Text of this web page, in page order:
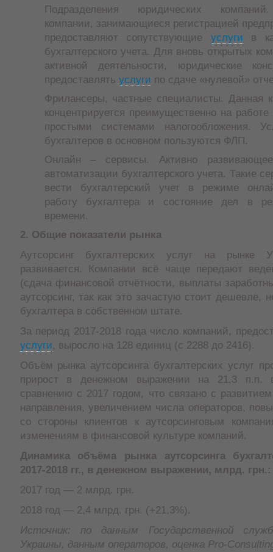
Подразделения юридических
компании, занимающиеся регистрацией
предоставляют сопутствующие услуги в
бухгалтерского учета. Для вновь открытых
активной деятельности, юридические
предоставлять услуги по сдаче «нулевой»
Фрилансеры, частные специалисты. Данная
концентрируется преимущественно на
простыми системами налогообложения.
бухгалтеров в основном пользуются ФЛП.
Онлайн – сервисы. Активно
автоматизации бухгалтерского учета. Такие
вести бухгалтерский учет в режиме
работу бухгалтера и состояние дел в
времени.
2. Общие показатели рынка
Аутсорсинг бухгалтерских услуг на рынке
развивается. Компании всё чаще передают
(сдача финансовой отчётности, выплаты
аутсорсинг, так как это зачастую стоит дешевле,
бухгалтера в собственном штате.
За период 2017-2018 года число компаний,
услуги, выросло на 128 единиц (с 2288 до 2416).
Объём рынка аутсорсинга бухгалтерских услуг
прирост в денежном выражении на 21,3 п.п.
сравнению с 2017 годом, что связано с развитием
направления, увеличением числа операторов,
со стороны клиентов к аутсорсинговым
изменениям в финансовой культуре компаний.
Динамика объёма рынка аутсорсинга
2017-2018 гг., в денежном выражении, млрд. грн.:
2017 год — 2 млрд. грн.
2018 год — 2,4 млрд. грн. (+21,3%).
Источник: по данным Государственной
Украины, данным операторов, оценка Pro-